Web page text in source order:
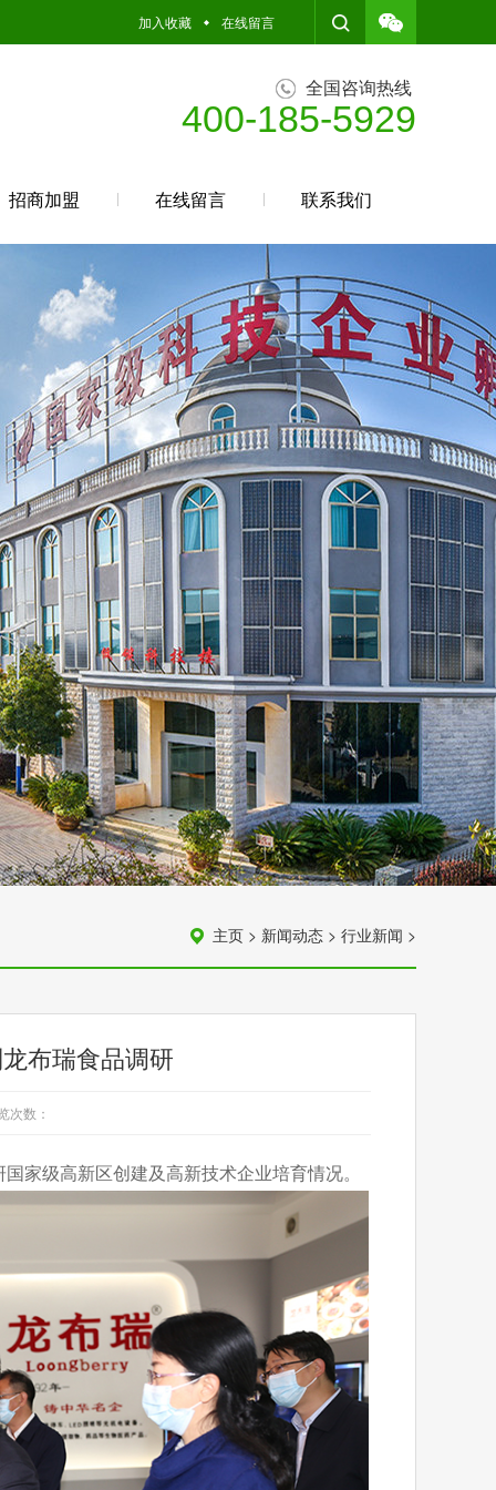
加入收藏 在线留言
全国咨询热线
400-185-5929
招商加盟 在线留言 联系我们
主页 > 新闻动态 > 行业新闻 >
布瑞食品调研
次数：
级高新区创建及高新技术企业培育情况。